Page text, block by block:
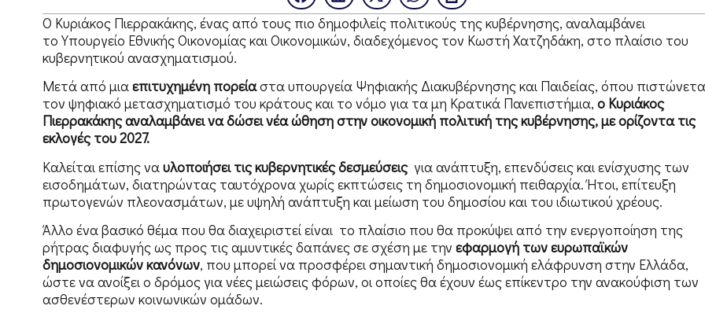
Ο Κυριάκος Πιερρακάκης, ένας από τους πιο δημοφιλείς πολιτικούς της κυβέρνησης, αναλαμβάνει
το Υπουργείο Εθνικής Οικονομίας και Οικονομικών, διαδεχόμενος τον Κωστή Χατζηδάκη, στο πλαίσιο του
κυβερνητικού ανασχηματισμού.
Μετά από μιαεπιτυχημένη πορείαστα υπουργεία Ψηφιακής Διακυβέρνησης και Παιδείας, όπου
τον ψηφιακό μετασχηματισμό του κράτους και το νόμο για τα μη Κρατικά Πανεπιστήμια, ο Κυριάκος
Πιερρακάκης αναλαμβάνει να δώσει νέα ώθηση στην οικονομική πολιτική της κυβέρνησης, με ορίζοντα τις
εκλογές του 2027.
Καλείται επίσης ναυλοποιήσει τις κυβερνητικές δεσμεύσειςγια ανάπτυξη, επενδύσεις και ενίσχυσης των
εισοδημάτων, διατηρώντας ταυτόχρονα χωρίς εκπτώσεις τη δημοσιονομική πειθαρχία. Ήτοι, επίτευξη
πρωτογενών πλεονασμάτων, με υψηλή ανάπτυξη και μείωση του δημοσίου και του ιδιωτικού χρέους.
Άλλο ένα βασικό θέμα που θα διαχειριστεί είναι το πλαίσιο που θα προκύψει από την ενεργοποίηση της
ρήτρας διαφυγής ως προς τις αμυντικές δαπάνες σε σχέση με την εφαρμογή των ευρωπαϊκών
δημοσιονομικών κανόνων, που μπορεί να προσφέρει σημαντική δημοσιονομική ελάφρυνση στην Ελλάδα,
ώστε να ανοίξει ο δρόμος για νέες μειώσεις φόρων, οι οποίες θα έχουν έως επίκεντρο την ανακούφιση των
ασθενέστερων κοινωνικών ομάδων.